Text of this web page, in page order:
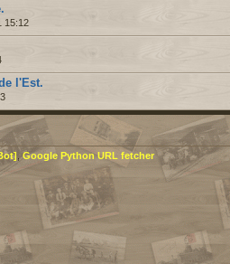
15:12
l'Est.
,Google Python URL fetcher